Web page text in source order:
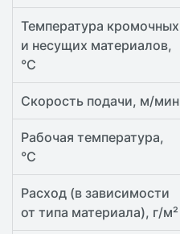
Температура кромочных
и несущих материалов,
°С
Скорость подачи, м/мин
Рабочая температура,
°С
Расход (в зависимости
от типа материала), г/м²